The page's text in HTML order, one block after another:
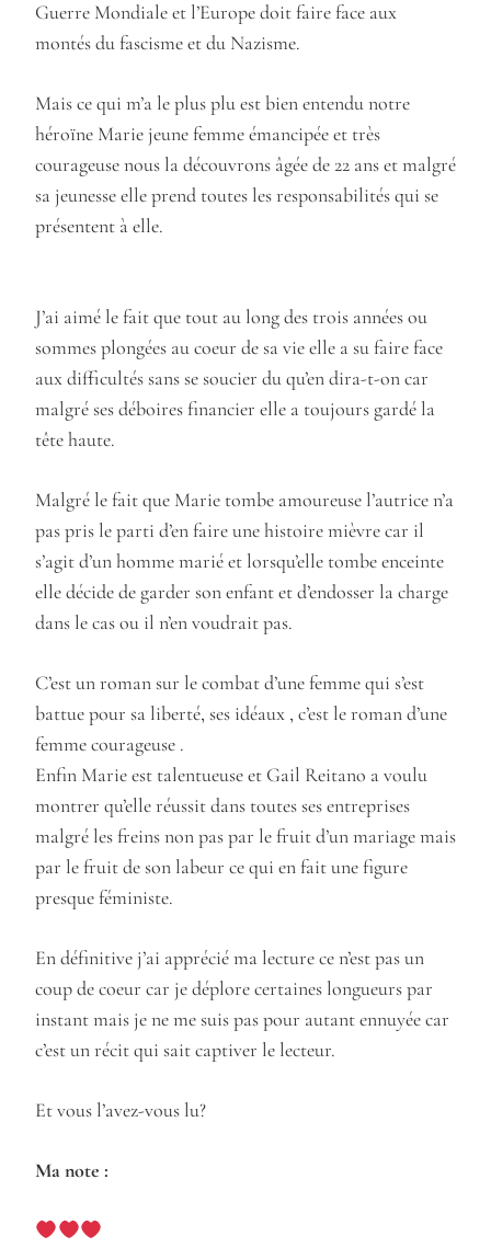
Guerre Mondiale et l’Europe doit faire face aux
montés du fascisme et du Nazisme.
Mais ce qui m’a le plus plu est bien entendu notre
héroïne Marie jeune femme émancipée et très
courageuse nous la découvrons âgée de 22 ans et malgré
sa jeunesse elle prend toutes les responsabilités qui se
présentent à elle.
J’ai aimé le fait que tout au long des trois années ou
sommes plongées au coeur de sa vie elle a su faire face
aux difficultés sans se soucier du qu’en dira-t-on car
malgré ses déboires financier elle a toujours gardé la
tête haute.
Malgré le fait que Marie tombe amoureuse l’autrice n’a
pas pris le parti d’en faire une histoire mièvre car il
s’agit d’un homme marié et lorsqu’elle tombe enceinte
elle décide de garder son enfant et d’endosser la charge
dans le cas ou il n’en voudrait pas.
C’est un roman sur le combat d’une femme qui s’est
battue pour sa liberté, ses idéaux , c’est le roman d’une
femme courageuse .
Enfin Marie est talentueuse et Gail Reitano a voulu
montrer qu’elle réussit dans toutes ses entreprises
malgré les freins non pas par le fruit d’un mariage mais
par le fruit de son labeur ce qui en fait une figure
presque féministe.
En définitive j’ai apprécié ma lecture ce n’est pas un
coup de coeur car je déplore certaines longueurs par
instant mais je ne me suis pas pour autant ennuyée car
c’est un récit qui sait captiver le lecteur.
Et vous l’avez-vous lu?
Ma note :